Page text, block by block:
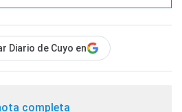
Diario de Cuyo en
completa